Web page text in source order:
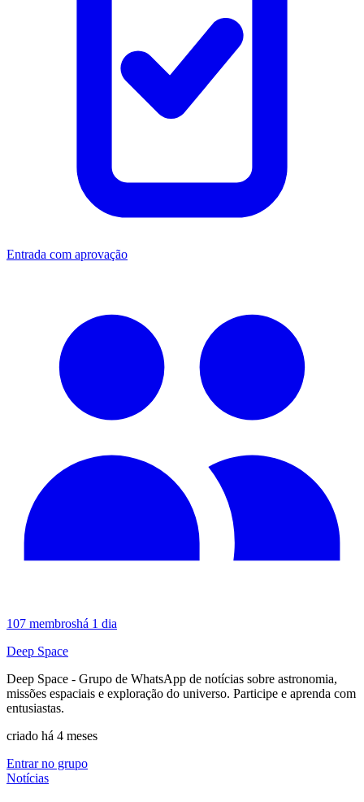
Entrada com aprovação
107 membroshá 1 dia
Deep Space
Deep Space - Grupo de WhatsApp de notícias sobre astronomia,
missões espaciais e exploração do universo. Participe e aprenda com
entusiastas.
criado há 4 meses
Entrar no grupo
Notícias